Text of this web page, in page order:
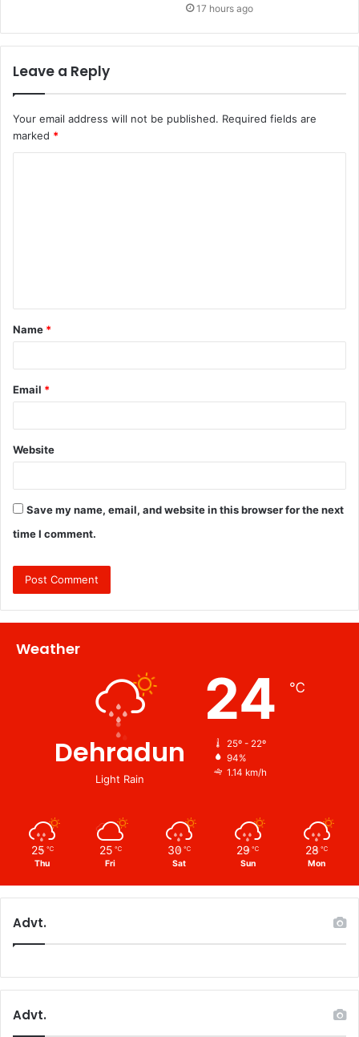
17 hours ago
Leave a Reply
Your email address will not be published. Required fields are
marked *
t
*
Name *
Email *
Website
Save my name, email, and website in this browser for the next
time I comment.
Weather
Dehradun
Light Rain
24 ℃
25º - 22º
94%
1.14 km/h
25 ℃
Thu
25 ℃
Fri
30 ℃
Sat
29 ℃
Sun
28 ℃
Mon
Advt.
Advt.